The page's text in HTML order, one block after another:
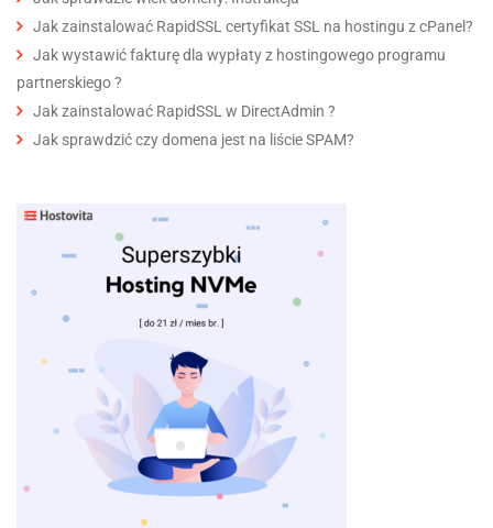
Jak zainstalować RapidSSL certyfikat SSL na hostingu z cPanel?
Jak wystawić fakturę dla wypłaty z hostingowego programu
partnerskiego ?
Jak zainstalować RapidSSL w DirectAdmin ?
Jak sprawdzić czy domena jest na liście SPAM?